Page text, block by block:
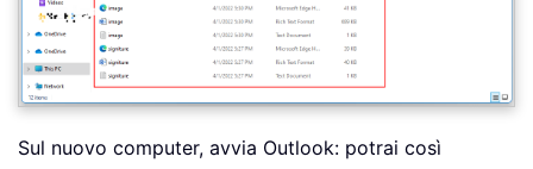
Sul nuovo computer, avvia Outlook: potrai così